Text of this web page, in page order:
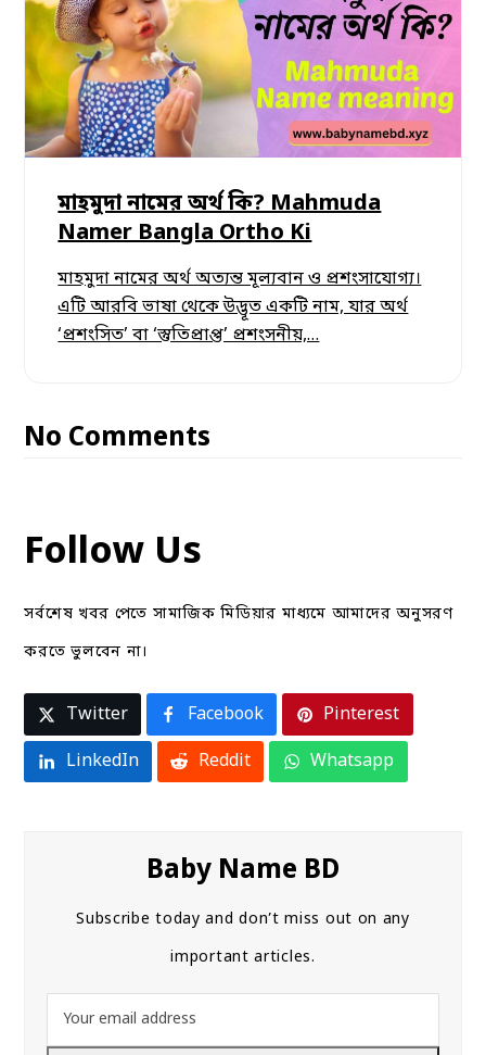
মাহমুদা নামের অর্থ কি? Mahmuda
Namer Bangla Ortho Ki
মাহমুদা নামের অর্থ অত্যন্ত মূল্যবান ও প্রশংসাযোগ্য।
এটি আরবি ভাষা থেকে উদ্ভূত একটি নাম, যার অর্থ
‘প্রশংসিত’ বা ‘স্তুতিপ্রাপ্ত’ প্রশংসনীয়,…
No Comments
Follow Us
সর্বশেষ খবর পেতে সামাজিক মিডিয়ার মাধ্যমে আমাদের অনুসরণ
করতে ভুলবেন না।
Twitter Facebook
Pinterest
LinkedIn
Reddit Whatsapp
Baby Name BD
Subscribe today and don’t miss out on any
important articles.